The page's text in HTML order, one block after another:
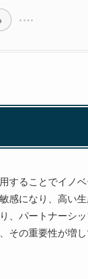
することでイノ
感になり、高い
、パートナーシ
その重要性が増し